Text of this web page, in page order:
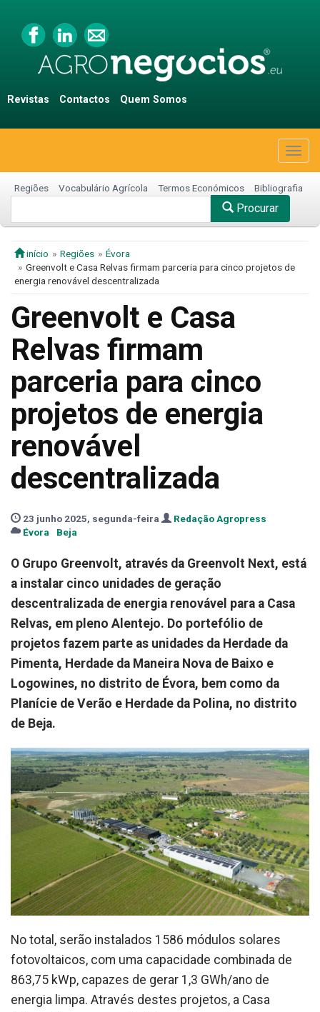
Revistas Contactos Quem Somos
Regiões Vocabulário Agrícola Termos Económicos Bibliografia
Procurar
início Regiões
Évora
Greenvolt e Casa Relvas firmam parceria para cinco projetos de
energia renovável descentralizada
Greenvolt e Casa
Relvas firmam
parceria para cinco
projetos de energia
renovável
descentralizada
23 junho 2025, segunda-feira
Redação Agropress
Évora
Beja
O Grupo Greenvolt, através da Greenvolt Next, está
a instalar cinco unidades de geração
descentralizada de energia renovável para a Casa
Relvas, em pleno Alentejo. Do portefólio de
projetos fazem parte as unidades da Herdade da
Pimenta, Herdade da Maneira Nova de Baixo e
Logowines, no distrito de Évora, bem como da
Planície de Verão e Herdade da Polina, no distrito
de Beja.
No total, serão instalados 1586 módulos solares
fotovoltaicos, com uma capacidade combinada de
863,75 kWp, capazes de gerar 1,3 GWh/ano de
energia limpa. Através destes projetos, a Casa